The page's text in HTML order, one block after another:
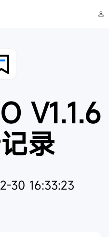
V1.1.6
录
30 16:33:23